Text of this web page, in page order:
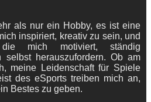
als nur ein Hobby, es ist eine
inspiriert, kreativ zu sein, und
mich motiviert, ständig
selbst herauszufordern. Ob am
meine Leidenschaft für Spiele
des eSports treiben mich an,
Bestes zu geben.